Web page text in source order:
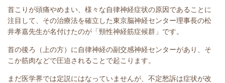
首こりが頭痛やめまい、様々な自律神経症状の原因であることに
注目して、その治療法を確立した東京脳神経センター理事長の松
井孝嘉先生が名付けたのが「頸性神経筋症候群」です。
首の後ろ（上の方）に自律神経の副交感神経センターがあり、そ
こか筋肉などで圧迫されることで起こります。
まだ医学界では定説にはなっていませんが、不定愁訴は症状が改